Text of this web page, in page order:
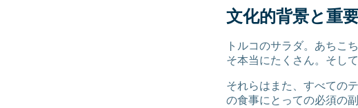
文化的背景と重
トルコのサラダ。あちこ
そ本当にたくさん。そし
それらはまた、すべての
の食事にとっての必須の